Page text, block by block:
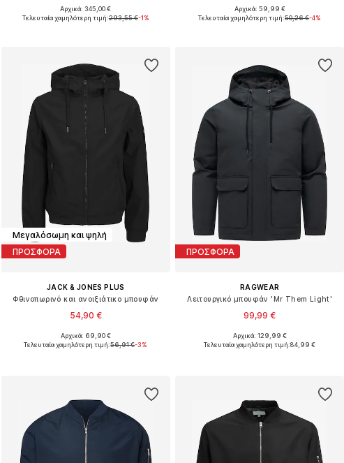
Διαθέσιμα μεγέθη: XXXL, 4XL, 5XL, 6XL
Αρχικά: 345,00 €
Τελευταία χαμηλότερη τιμή:293,55 €-1%
Αρχικά: 59,99 €
Τελευταία χαμηλότερη τιμή:50,26 €-4%
Μεγαλόσωμη και ψηλή
ΠΡΟΣΦΟΡΑ
JACK & JONES PLUS
Φθινοπωρινό και ανοιξιάτικο μπουφάν
54,90 €
Διαθέσιμο σε πολλά μεγέθη
Αρχικά: 69,90 €
Τελευταία χαμηλότερη τιμή:56,91 €-3%
ΠΡΟΣΦΟΡΑ
RAGWEAR
Λειτουργικό μπουφάν 'Mr Them Light'
99,99 €
+1
Διαθέσιμο σε πολλά μεγέθη
Αρχικά: 129,99 €
Τελευταία χαμηλότερη τιμή:84,99 €